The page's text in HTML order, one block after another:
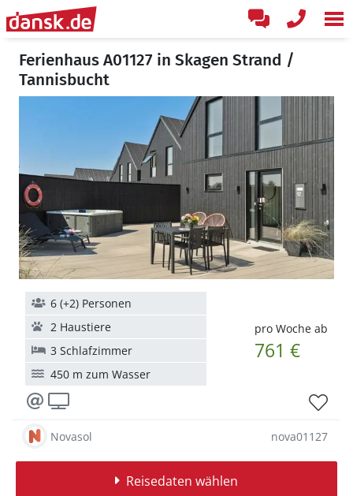
Ferienhaus A01127 in Skagen Strand /
Tannisbucht
pro Woche ab
761 €
6 (+2) Personen
2 Haustiere
3 Schlafzimmer
450 m zum Wasser
Novasol nova01127
Reisedaten wählen